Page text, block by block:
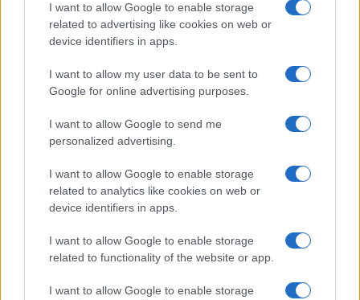
I want to allow Google to enable storage
related to advertising like cookies on web or
device identifiers in apps.
I want to allow my user data to be sent to
Google for online advertising purposes.
I want to allow Google to send me
personalized advertising.
I want to allow Google to enable storage
related to analytics like cookies on web or
device identifiers in apps.
I want to allow Google to enable storage
related to functionality of the website or app.
I want to allow Google to enable storage
Red Valley Festival, musica no-stop a Olbia fino
alle 5